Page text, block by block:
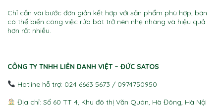
Chỉ cần vài bước đơn giản kết hợp với sản phẩm phù hợp, bạn
có thể biến công việc rửa bát trở nên nhẹ nhàng và hiệu quả
hơn rất nhiều.
CÔNG TY TNHH LIÊN DANH VIỆT – ĐỨC SATOS
Hotline hỗ trợ: 024 6663 5673 / 0974750950
Địa chỉ: Số 60 TT 4, Khu đô thị Văn Quán, Hà Đông, Hà Nội